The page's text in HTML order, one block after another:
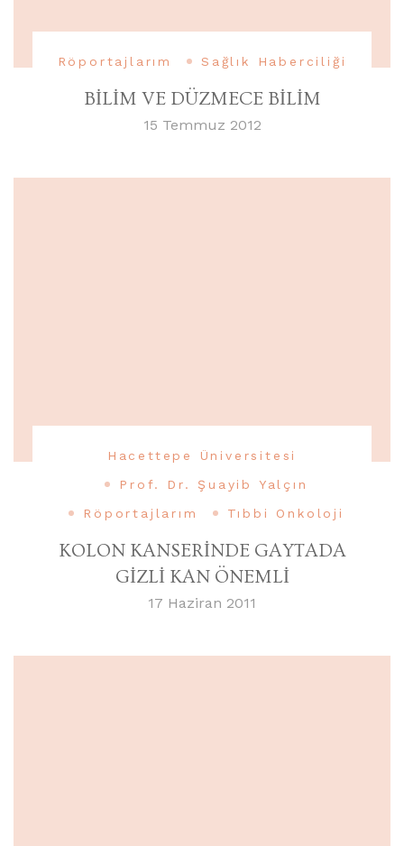
Röportajlarım Sağlık Haberciliği
BİLİM VE DÜZMECE BİLİM
15 Temmuz 2012
Hacettepe Üniversitesi
Prof. Dr. Şuayib Yalçın
Röportajlarım
Tıbbi Onkoloji
KOLON KANSERİNDE GAYTADA
GİZLİ KAN ÖNEMLİ
17 Haziran 2011